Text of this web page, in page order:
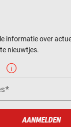
informatie over
nieuwtjes.
AANMELDEN